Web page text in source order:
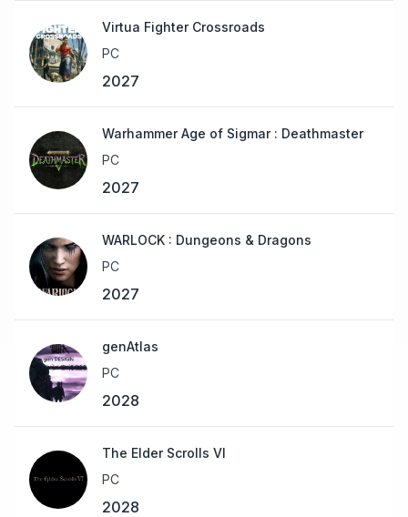
Virtua Fighter Crossroads
PC
2027
Warhammer Age of Sigmar : Deathmaster
PC
2027
WARLOCK : Dungeons & Dragons
PC
2027
genAtlas
PC
2028
The Elder Scrolls VI
PC
2028